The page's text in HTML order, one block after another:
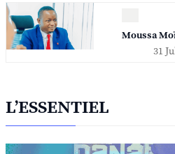
Moussa
31
L’ESSENTIEL